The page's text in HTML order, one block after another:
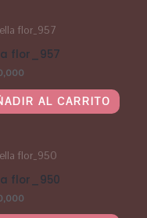
flor_957
AL CARRITO
flor_950